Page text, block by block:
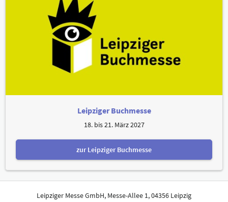
Leipziger Buchmesse
18. bis 21. März 2027
zur Leipziger Buchmesse
Leipziger Messe GmbH, Messe-Allee 1, 04356 Leipzig